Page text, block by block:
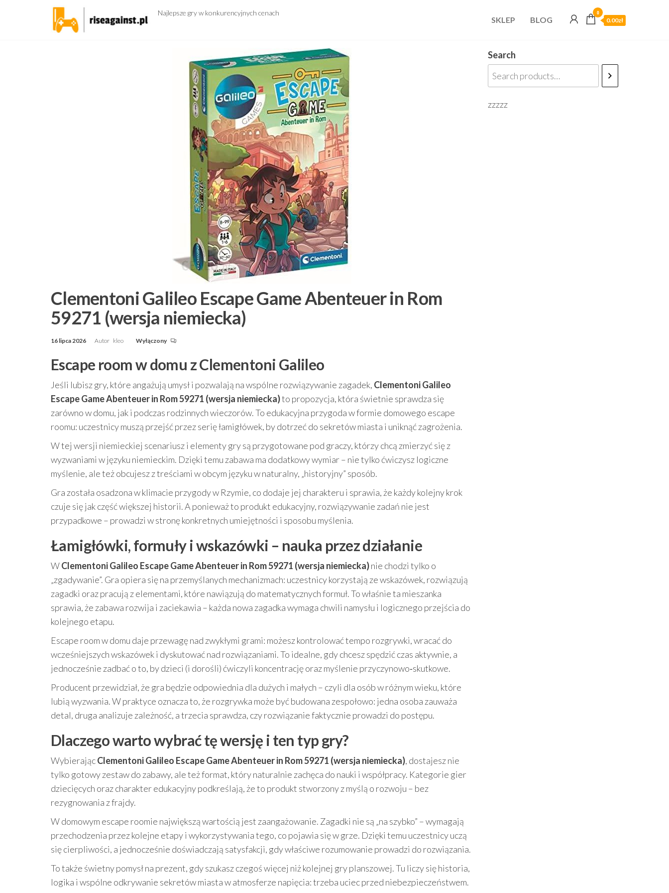
Najlepsze gry w konkurencyjnych cenach
SKLEP BLOG
0
0.00zł
Clementoni Galileo Escape Game Abenteuer in Rom
59271 (wersja niemiecka)
16 lipca 2026 Autor kleo Wyłączony
Escape room w domu z Clementoni Galileo
Jeśli lubisz gry, które angażują umysł i pozwalają na wspólne rozwiązywanie zagadek, Clementoni Galileo
Escape Game Abenteuer in Rom 59271 (wersja niemiecka)to propozycja, która świetnie sprawdza się
zarówno w domu, jak i podczas rodzinnych wieczorów. To edukacyjna przygoda w formie domowego escape
roomu: uczestnicy muszą przejść przez serię łamigłówek, by dotrzeć do sekretów miasta i uniknąć zagrożenia.
W tej wersji niemieckiej scenariusz i elementy gry są przygotowane pod graczy, którzy chcą zmierzyć się z
wyzwaniami w języku niemieckim. Dzięki temu zabawa ma dodatkowy wymiar – nie tylko ćwiczysz logiczne
myślenie, ale też obcujesz z treściami w obcym języku w naturalny, „historyjny” sposób.
Gra została osadzona w klimacie przygody w Rzymie, co dodaje jej charakteru i sprawia, że każdy kolejny krok
czuje się jak część większej historii. A ponieważ to produkt edukacyjny, rozwiązywanie zadań nie jest
przypadkowe – prowadzi w stronę konkretnych umiejętności i sposobu myślenia.
Łamigłówki, formuły i wskazówki – nauka przez działanie
WClementoni Galileo Escape Game Abenteuer in Rom 59271 (wersja niemiecka)nie chodzi tylko o
„zgadywanie”. Gra opiera się na przemyślanych mechanizmach: uczestnicy korzystają ze wskazówek, rozwiązują
zagadki oraz pracują z elementami, które nawiązują do matematycznych formuł. To właśnie ta mieszanka
sprawia, że zabawa rozwija i zaciekawia – każda nowa zagadka wymaga chwili namysłu i logicznego przejścia do
kolejnego etapu.
Escape room w domu daje przewagę nad zwykłymi grami: możesz kontrolować tempo rozgrywki, wracać do
wcześniejszych wskazówek i dyskutować nad rozwiązaniami. To idealne, gdy chcesz spędzić czas aktywnie, a
jednocześnie zadbać o to, by dzieci (i dorośli) ćwiczyli koncentrację oraz myślenie przyczynowo‑skutkowe.
Producent przewidział, że gra będzie odpowiednia dla dużych i małych – czyli dla osób w różnym wieku, które
lubią wyzwania. W praktyce oznacza to, że rozgrywka może być budowana zespołowo: jedna osoba zauważa
detal, druga analizuje zależność, a trzecia sprawdza, czy rozwiązanie faktycznie prowadzi do postępu.
Dlaczego warto wybrać tę wersję i ten typ gry?
WybierającClementoni Galileo Escape Game Abenteuer in Rom 59271 (wersja niemiecka), dostajesz nie
tylko gotowy zestaw do zabawy, ale też format, który naturalnie zachęca do nauki i współpracy. Kategorie gier
dziecięcych oraz charakter edukacyjny podkreślają, że to produkt stworzony z myślą o rozwoju – bez
rezygnowania z frajdy.
W domowym escape roomie największą wartością jest zaangażowanie. Zagadki nie są „na szybko” – wymagają
przechodzenia przez kolejne etapy i wykorzystywania tego, co pojawia się w grze. Dzięki temu uczestnicy uczą
się cierpliwości, a jednocześnie doświadczają satysfakcji, gdy właściwe rozumowanie prowadzi do rozwiązania.
To także świetny pomysł na prezent, gdy szukasz czegoś więcej niż kolejnej gry planszowej. Tu liczy się historia,
logika i wspólne odkrywanie sekretów miasta w atmosferze napięcia: trzeba uciec przed niebezpieczeństwem.
Search
zzzzz